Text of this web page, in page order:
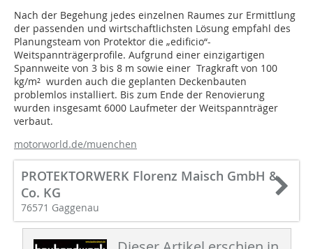
Nach der Begehung jedes einzelnen Raumes zur Ermittlung
der passenden und wirtschaftlichsten Lösung empfahl des
Planungsteam von Protektor die „edificio“-
Weitspannträgerprofile. Aufgrund einer einzigartigen
Spannweite von 3 bis 8 m sowie einer Tragkraft von 100
kg/m² wurden auch die geplanten Deckenbauten
problemlos installiert. Bis zum Ende der Renovierung
wurden insgesamt 6000 Laufmeter der Weitspannträger
verbaut.
motorworld.de/muenchen
PROTEKTORWERK Florenz Maisch GmbH &
Co. KG
76571 Gaggenau